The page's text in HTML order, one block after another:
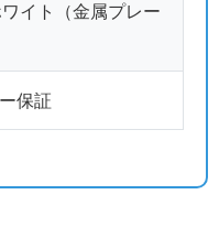
イト（金属プレー
保証